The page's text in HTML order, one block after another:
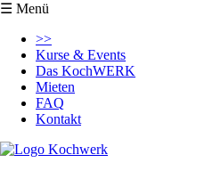
☰ Menü
überspringen
>>
Kurse & Events
Das KochWERK
Mieten
FAQ
Kontakt